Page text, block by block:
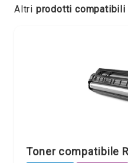
Altri prodotti compatibili
Toner compatibile